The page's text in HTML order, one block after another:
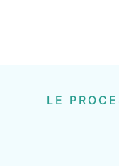
LE